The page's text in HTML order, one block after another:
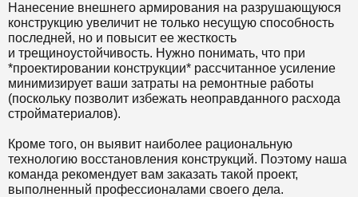
Нанесение внешнего армирования на разрушающуюся
конструкцию увеличит не только несущую способность
последней, но и повысит ее жесткость
и трещиноустойчивость. Нужно понимать, что при
*проектировании конструкции* рассчитанное усиление
минимизирует ваши затраты на ремонтные работы
(поскольку позволит избежать неоправданного расхода
стройматериалов).
Кроме того, он выявит наиболее рациональную
технологию восстановления конструкций. Поэтому наша
команда рекомендует вам заказать такой проект,
выполненный профессионалами своего дела.